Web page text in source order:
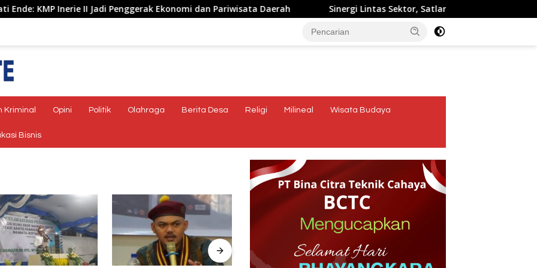
Inerie II Jadi Penggerak Ekonomi dan Pariwisata Daerah Sinergi Lintas Sektor, Satlantas Polres Ende Polda NTT
Kriminal Opini Politik Olahraga Berita Desa Religi Milineal Wisata Budaya
Bisnis